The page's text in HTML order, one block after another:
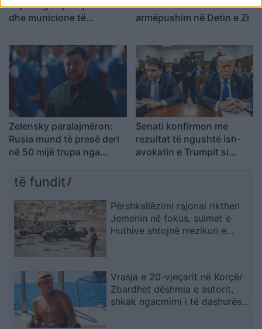
nxjerr nga uji anije naziste
dhe municione të
së Dytë Botërore
Moskës dhe Kievit
armëpushim në Detin e Zi
Zelensky paralajmëron:
Rusia mund të presë deri
në 50 mijë trupa nga
Senati konfirmon me
rezultat të ngushtë ish-
avokatin e Trumpit si
të fundit
Përshkallëzimi rajonal rikthen
Jemenin në fokus, sulmet e
Huthive shtojnë rrezikun e
Vrasja e 20-vjeçarit në Korçë/
Zbardhet dëshmia e autorit,
shkak ngacmimi i të dashurës